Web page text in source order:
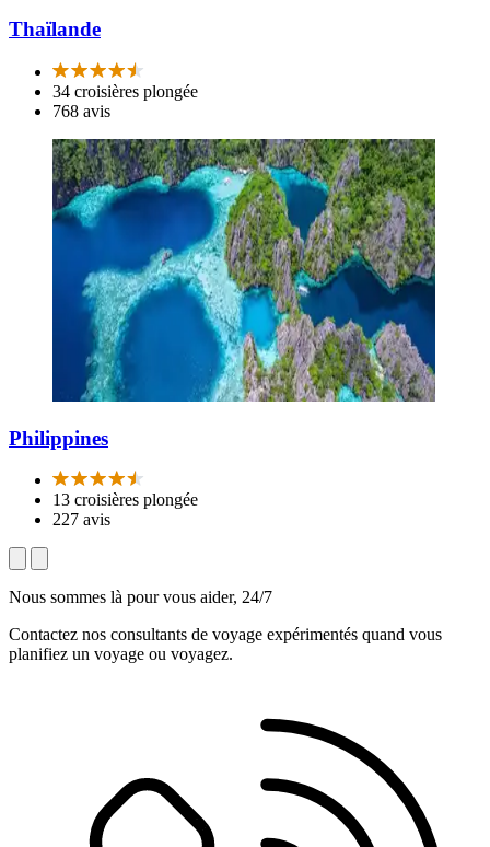
Thaïlande
34 croisières plongée
768 avis
Philippines
13 croisières plongée
227 avis
Nous sommes là pour vous aider, 24/7
Contactez nos consultants de voyage expérimentés quand vous
planifiez un voyage ou voyagez.